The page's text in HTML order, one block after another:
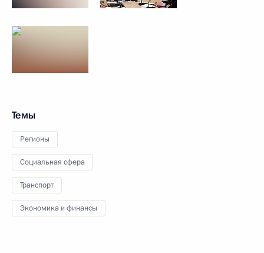
Темы
Регионы
Социальная сфера
Транспорт
Экономика и финансы